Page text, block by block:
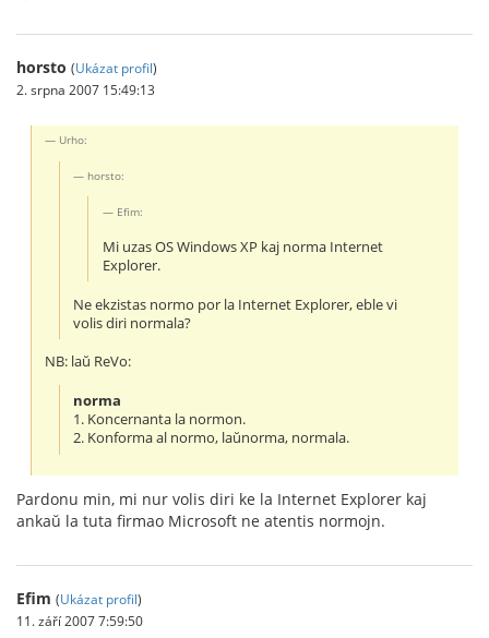
horsto (Ukázat profil)
2. srpna 2007 15:49:13
Urho:
horsto:
Efim:
Mi uzas OS Windows XP kaj norma Internet
Explorer.
Ne ekzistas normo por la Internet Explorer, eble vi
volis diri normala?
NB: laŭ ReVo:
norma
1. Koncernanta la normon.
2. Konforma al normo, laŭnorma, normala.
Pardonu min, mi nur volis diri ke la Internet Explorer kaj
ankaŭ la tuta firmao Microsoft ne atentis normojn.
Efim (Ukázat profil)
11. září 2007 7:59:50